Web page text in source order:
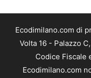
Ecodimilano.com di
Volta 16 - Palazzo
Codice Fiscale
Ecodimilano.com